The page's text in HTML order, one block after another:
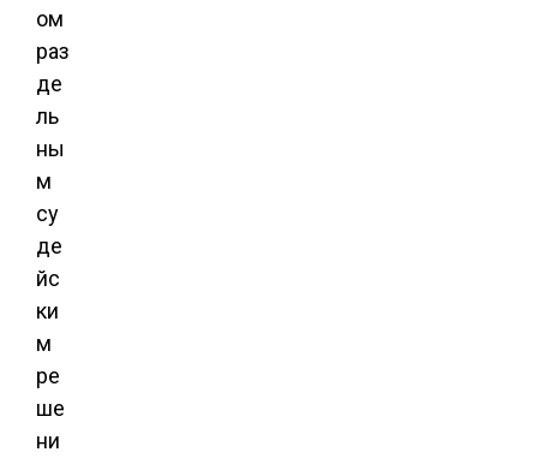
ом
раз
де
ль
ны
м
су
де
йс
ки
м
ре
ше
ни